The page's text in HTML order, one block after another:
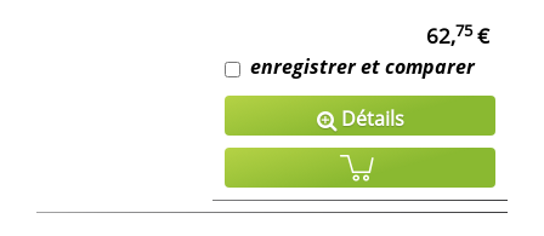
62,75€
enregistrer et comparer
Détails